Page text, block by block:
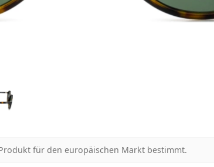
für den europäischen Markt bestimmt.